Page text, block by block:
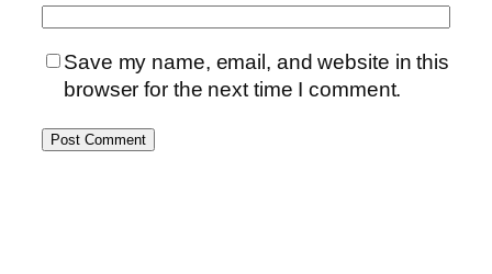
Save my name, email, and website in this
browser for the next time I comment.